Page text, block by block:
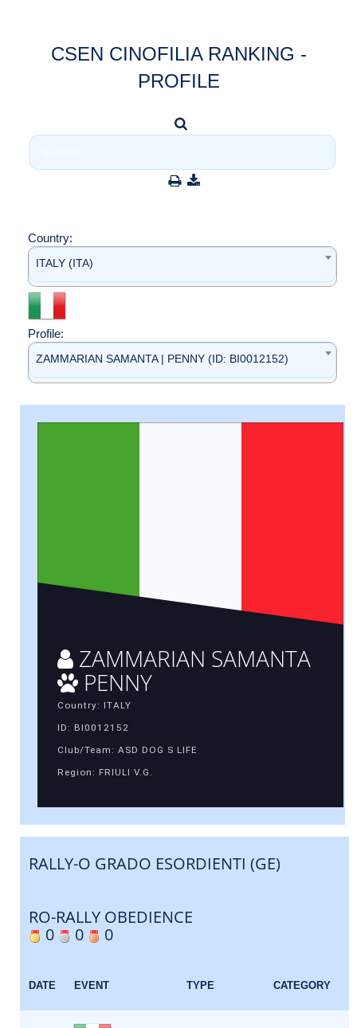
CSEN CINOFILIA RANKING -
PROFILE
Country:
ITALY (ITA)
Profile:
ZAMMARIAN SAMANTA | PENNY (ID: BI0012152)
ZAMMARIAN SAMANTA
PENNY
Country: ITALY
ID: BI0012152
Club/Team: ASD DOG S LIFE
Region: FRIULI V.G.
RALLY-O GRADO ESORDIENTI (GE)
RO-RALLY OBEDIENCE
0
0 0
DATE EVENT TYPE CATEGORY